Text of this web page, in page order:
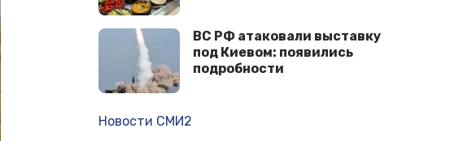
ВС РФ атаковали выставку
под Киевом: появились
подробности
Новости СМИ2